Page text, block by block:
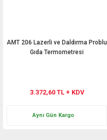
AMT 206 Lazerli ve Daldırma Problu
Gıda Termometresi
3.372,60 TL + KDV
Aynı Gün Kargo